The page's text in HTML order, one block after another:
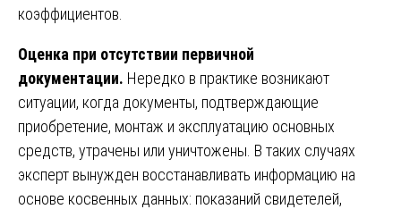
коэффициентов.
Оценка при отсутствии первичной
документации. Нередко в практике возникают
ситуации, когда документы, подтверждающие
приобретение, монтаж и эксплуатацию основных
средств, утрачены или уничтожены. В таких случаях
эксперт вынужден восстанавливать информацию на
основе косвенных данных: показаний свидетелей,